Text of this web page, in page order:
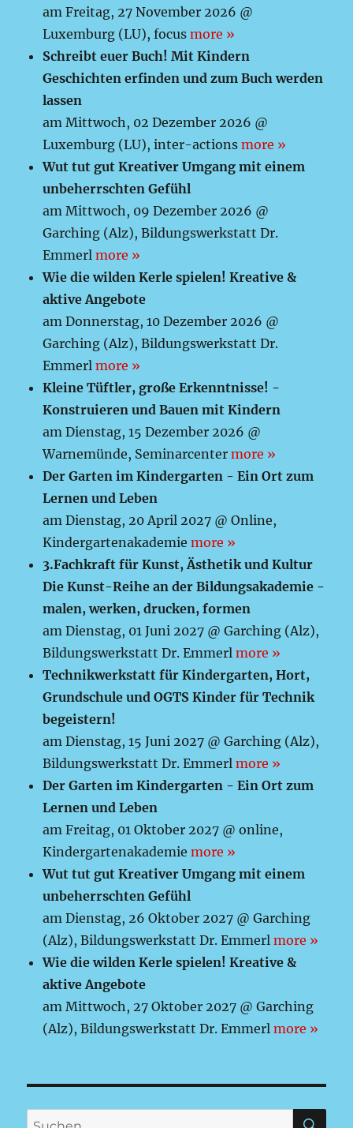
am Freitag, 27 November 2026 @
Luxemburg (LU), focusmore »
Schreibt euer Buch! Mit Kindern
Geschichten erfinden und zum Buch werden
lassen
am Mittwoch, 02 Dezember 2026 @
Luxemburg (LU), inter-actionsmore »
Wut tut gut Kreativer Umgang mit einem
unbeherrschten Gefühl
am Mittwoch, 09 Dezember 2026 @
Garching (Alz), Bildungswerkstatt Dr.
Emmerlmore »
Wie die wilden Kerle spielen! Kreative &
aktive Angebote
am Donnerstag, 10 Dezember 2026 @
Garching (Alz), Bildungswerkstatt Dr.
Emmerlmore »
Kleine Tüftler, große Erkenntnisse! -
Konstruieren und Bauen mit Kindern
am Dienstag, 15 Dezember 2026 @
Warnemünde, Seminarcentermore »
Der Garten im Kindergarten - Ein Ort zum
Lernen und Leben
am Dienstag, 20 April 2027 @ Online,
Kindergartenakademiemore »
3.Fachkraft für Kunst, Ästhetik und Kultur
Die Kunst-Reihe an der Bildungsakademie -
malen, werken, drucken, formen
am Dienstag, 01 Juni 2027 @ Garching (Alz),
Bildungswerkstatt Dr. Emmerlmore »
Technikwerkstatt für Kindergarten, Hort,
Grundschule und OGTS Kinder für Technik
begeistern!
am Dienstag, 15 Juni 2027 @ Garching (Alz),
Bildungswerkstatt Dr. Emmerlmore »
Der Garten im Kindergarten - Ein Ort zum
Lernen und Leben
am Freitag, 01 Oktober 2027 @ online,
Kindergartenakademiemore »
Wut tut gut Kreativer Umgang mit einem
unbeherrschten Gefühl
am Dienstag, 26 Oktober 2027 @ Garching
(Alz), Bildungswerkstatt Dr. Emmerlmore »
Wie die wilden Kerle spielen! Kreative &
aktive Angebote
am Mittwoch, 27 Oktober 2027 @ Garching
(Alz), Bildungswerkstatt Dr. Emmerlmore »
Suchen